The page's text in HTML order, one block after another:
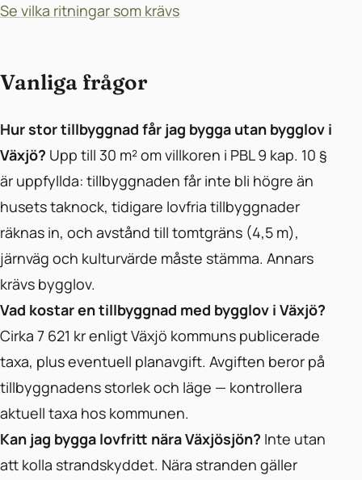
Se vilka ritningar som krävs
Vanliga frågor
Hur stor tillbyggnad får jag bygga utan bygglov i
Växjö? Upp till 30 m² om villkoren i PBL 9 kap. 10 §
är uppfyllda: tillbyggnaden får inte bli högre än
husets taknock, tidigare lovfria tillbyggnader
räknas in, och avstånd till tomtgräns (4,5 m),
järnväg och kulturvärde måste stämma. Annars
krävs bygglov.
Vad kostar en tillbyggnad med bygglov i Växjö?
Cirka 7 621 kr enligt Växjö kommuns publicerade
taxa, plus eventuell planavgift. Avgiften beror på
tillbyggnadens storlek och läge — kontrollera
aktuell taxa hos kommunen.
Kan jag bygga lovfritt nära Växjösjön? Inte utan
att kolla strandskyddet. Nära stranden gäller